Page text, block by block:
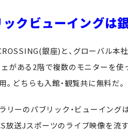
クビューイングは
銀座)と、グローバル本
がある2階で複数のモニターを使
どちらも入館・観覧共に無料だ。
リーのパブリック・ビューイン
放送Jスポーツのライブ映像を